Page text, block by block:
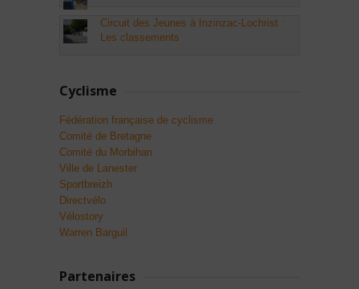
Circuit des Jeunes à Inzinzac-Lochrist :
Les classements
Cyclisme
Fédération française de cyclisme
Comité de Bretagne
Comité du Morbihan
Ville de Lanester
Sportbreizh
Directvélo
Vélostory
Warren Barguil
Partenaires